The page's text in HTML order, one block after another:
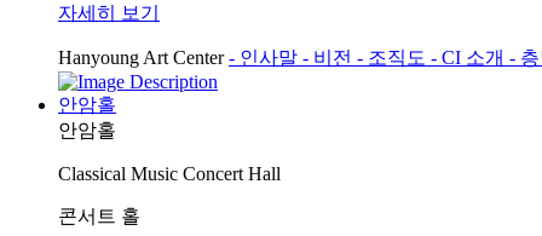
자세히 보기
Hanyoung Art Center - 인사말 - 비전 - 조직도 - CI 소개 -
안암홀
안암홀
Classical Music Concert Hall
콘서트 홀